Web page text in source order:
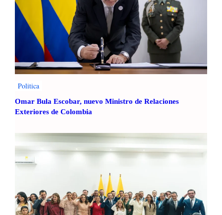
Politica
Omar Bula Escobar, nuevo Ministro de Relaciones
Exteriores de Colombia